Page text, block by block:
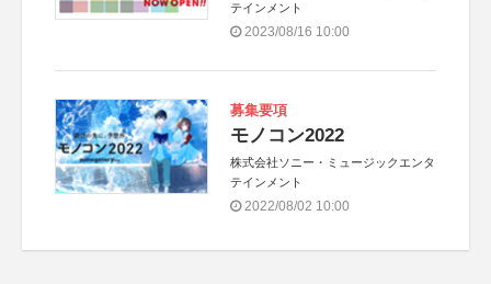
テインメント
2023/08/16 10:00
募集要項
モノコン2022
株式会社ソニー・ミュージックエンタ
テインメント
2022/08/02 10:00